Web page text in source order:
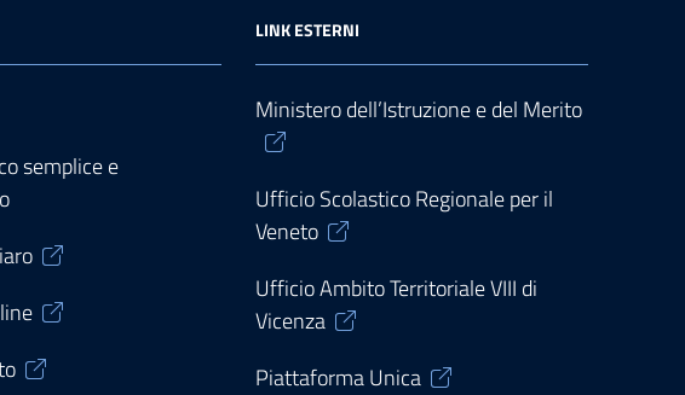
semplice e
LINK ESTERNI
Ministero dell’Istruzione e del Merito
Ufficio Scolastico Regionale per il
Veneto
Ufficio Ambito Territoriale VIII di
Vicenza
Piattaforma Unica